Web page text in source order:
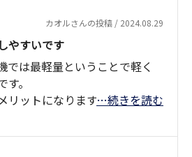
ら、あまりハイレベルのもの
いましたので、新しいエンジン
ズと2倍エクステンダーも調
にしてもしっかり野鳥
てくれるのは素晴らしい。
したが、だんだん慣れてきて
やすいです
では最軽量ということで軽く
。
リットになります。
テリーの持ちを心配していま
…続きを読む
カオルさんの投稿 / 2024.08.29